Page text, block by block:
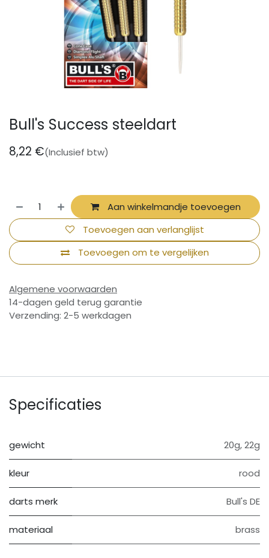
Bull's Success steeldart
8,22 €(Inclusief btw)
Aan winkelmandje toevoegen
Toevoegen om te vergelijken
Toevoegen aan verlanglijst
Algemene voorwaarden
14-dagen geld terug garantie
Verzending: 2-5 werkdagen
Specificaties
gewicht 20g,22g
kleur rood
darts merk Bull's DE
materiaal brass